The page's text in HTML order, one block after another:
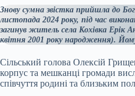
Знову сумна звістка прийшла до
листопада 2024 року, під час
загинув житель села Кохівка Ерік
квітня 2001 року народження).
Сільський голова Олексій
корпус та мешканці громади
співчуття родині та близьким